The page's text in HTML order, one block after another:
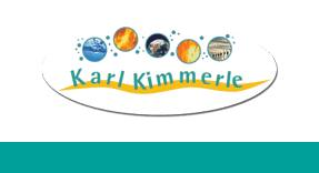
springen